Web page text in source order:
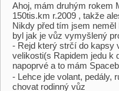
Ahoj, mám druhým rokem
150tis.km r.2009 , takže
Nikdy před tím jsem
byl jak je vůz vymyšlený
- Rejd který strčí do kapsy
velikosti(s Rapidem jedu k
napoprvé a to mám
- Lehce jde volant, pedály,
chovat rodinný vůz